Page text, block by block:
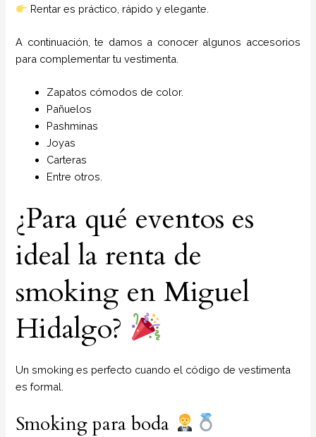
Rentar es práctico, rápido y elegante.
A continuación, te damos a conocer algunos accesorios
para complementar tu vestimenta.
Zapatos cómodos de color.
Pañuelos
Pashminas
Joyas
Carteras
Entre otros.
¿Para qué eventos es
ideal la renta de
smoking en Miguel
Hidalgo?
Un smoking es perfecto cuando el código de vestimenta
es formal.
Smoking para boda